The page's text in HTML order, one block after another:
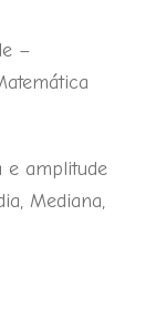
–
e amplitude
Mediana,